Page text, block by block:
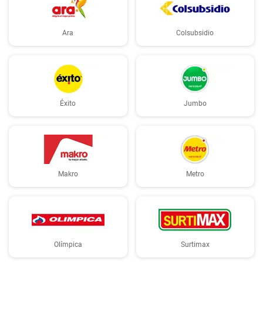
Ara Colsubsidio
Éxito Jumbo
Makro Metro
Olímpica Surtimax